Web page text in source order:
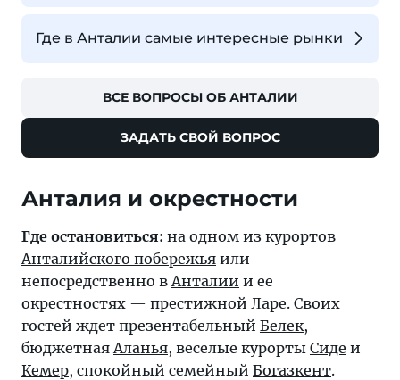
Где в Анталии самые интересные рынки
ВСЕ ВОПРОСЫ ОБ АНТАЛИИ
ЗАДАТЬ СВОЙ ВОПРОС
Анталия и окрестности
Где остановиться: на одном из курортов
Анталийского побережья или
непосредственно в Анталии и ее
окрестностях — престижной Ларе. Своих
гостей ждет презентабельный Белек,
бюджетная Аланья, веселые курорты Сиде и
Кемер, спокойный семейный Богазкент.